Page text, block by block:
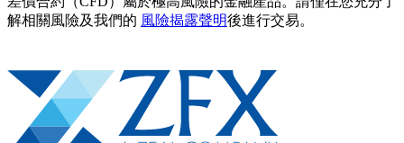
解相關風險及我們的 風險揭露聲明後進行交易。